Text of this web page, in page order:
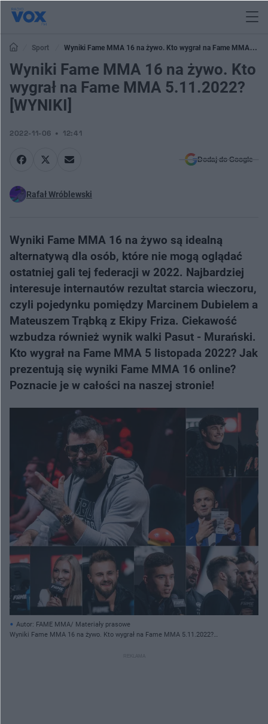
Sport
Wyniki Fame MMA 16 na żywo. Kto wygrał na Fame MMA
5.11.2022? [WYNIKI]
Wyniki Fame MMA 16 na żywo. Kto
wygrał na Fame MMA 5.11.2022?
[WYNIKI]
2022-11-06 12:41
Dodaj do Google
Rafał Wróblewski
Wyniki Fame MMA 16 na żywo są idealną
alternatywą dla osób, które nie mogą oglądać
ostatniej gali tej federacji w 2022. Najbardziej
interesuje internautów rezultat starcia wieczoru,
czyli pojedynku pomiędzy Marcinem Dubielem a
Mateuszem Trąbką z Ekipy Friza. Ciekawość
wzbudza również wynik walki Pasut - Murański.
Kto wygrał na Fame MMA 5 listopada 2022? Jak
prezentują się wyniki Fame MMA 16 online?
Poznacie je w całości na naszej stronie!
Autor: FAME MMA/ Materiały prasowe
Wyniki Fame MMA 16 na żywo. Kto wygrał na Fame MMA 5.11.2022?